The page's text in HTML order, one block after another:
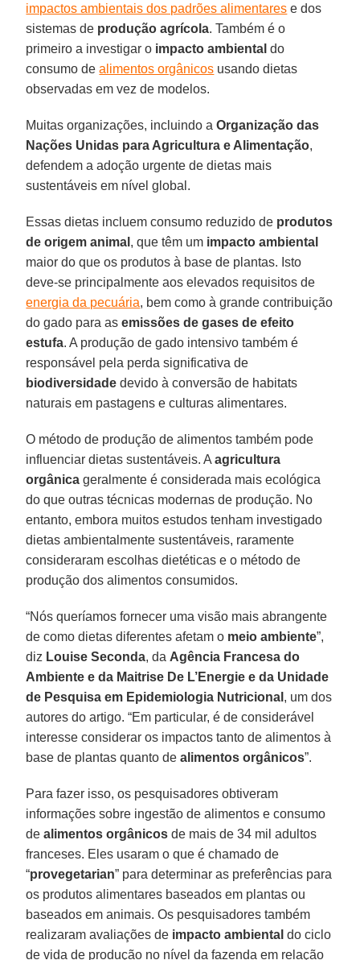
impactos ambientais dos padrões alimentares e dos
sistemas de produção agrícola. Também é o
primeiro a investigar o impacto ambiental do
consumo dealimentos orgânicos usando dietas
observadas em vez de modelos.
Muitas organizações, incluindo aOrganização das
Nações Unidas para Agricultura e Alimentação,
defendem a adoção urgente de dietas mais
sustentáveis em nível global.
Essas dietas incluem consumo reduzido de produtos
de origem animal , que têm um impacto ambiental
maior do que os produtos à base de plantas. Isto
deve-se principalmente aos elevados requisitos de
energia da pecuária, bem como à grande contribuição
do gado para asemissões de gases de efeito
estufa. A produção de gado intensivo também é
responsável pela perda significativa de
biodiversidade devido à conversão de habitats
naturais em pastagens e culturas alimentares.
O método de produção de alimentos também pode
influenciar dietas sustentáveis. Aagricultura
orgânica geralmente é considerada mais ecológica
do que outras técnicas modernas de produção. No
entanto, embora muitos estudos tenham investigado
dietas ambientalmente sustentáveis, raramente
consideraram escolhas dietéticas e o método de
produção dos alimentos consumidos.
“Nós queríamos fornecer uma visão mais abrangente
de como dietas diferentes afetam o meio ambiente”,
diz Louise Seconda, da Agência Francesa do
Ambiente e da Maitrise De L’Energie e da Unidade
de Pesquisa em Epidemiologia Nutricional , um dos
autores do artigo. “Em particular, é de considerável
interesse considerar os impactos tanto de alimentos à
base de plantas quanto dealimentos orgânicos”.
Para fazer isso, os pesquisadores obtiveram
informações sobre ingestão de alimentos e consumo
dealimentos orgânicos de mais de 34 mil adultos
franceses. Eles usaram o que é chamado de
“provegetarian” para determinar as preferências para
os produtos alimentares baseados em plantas ou
baseados em animais. Os pesquisadores também
realizaram avaliações de impacto ambiental do ciclo
de vida de produção no nível da fazenda em relação